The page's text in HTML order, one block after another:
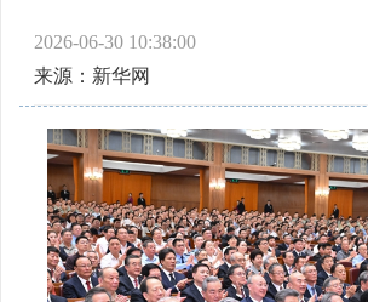
2026-06-30 10:38:00
来源：新华网